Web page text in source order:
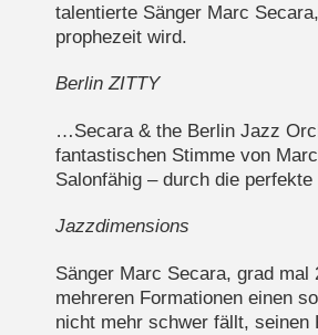
talentierte Sänger Marc
prophezeit wird.
Berlin ZITTY
…Secara & the Berlin Jazz
fantastischen Stimme von
Salonfähig – durch die
Jazzdimensions
Sänger Marc Secara, grad
mehreren Formationen einen
nicht mehr schwer fällt,